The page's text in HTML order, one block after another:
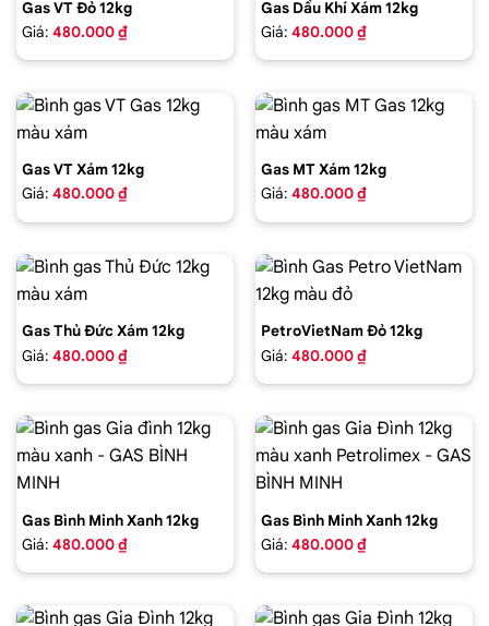
Gas VT Đỏ 12kg
Giá: 480.000 ₫
Gas Dầu Khí Xám 12kg
Giá: 480.000 ₫
Gas VT Xám 12kg
Giá: 480.000 ₫
Gas MT Xám 12kg
Giá: 480.000 ₫
Gas Thủ Đức Xám 12kg
Giá: 480.000 ₫
PetroVietNam Đỏ 12kg
Giá: 480.000 ₫
Gas Bình Minh Xanh 12kg
Giá: 480.000 ₫
Gas Bình Minh Xanh 12kg
Giá: 480.000 ₫